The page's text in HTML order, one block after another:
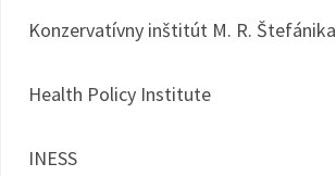
Konzervatívny inštitút M. R. Štefánika
Health Policy Institute
INESS